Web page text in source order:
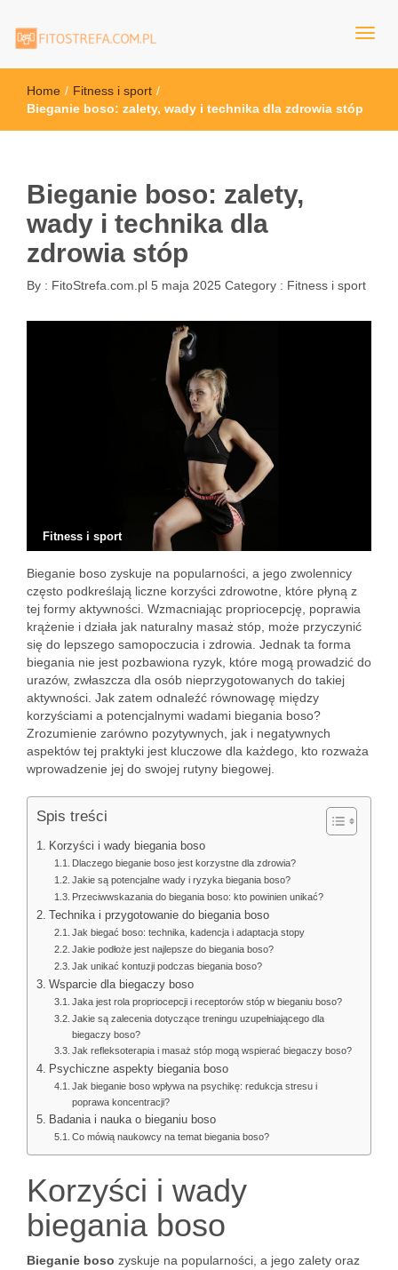
FitoStrefa.com.pl
Home / Fitness i sport /
Bieganie boso: zalety, wady i technika dla zdrowia stóp
Bieganie boso: zalety,
wady i technika dla
zdrowia stóp
By : FitoStrefa.com.pl 5 maja 2025 Category : Fitness i sport
Fitness i sport
Bieganie boso zyskuje na popularności, a jego zwolennicy
często podkreślają liczne korzyści zdrowotne, które płyną z
tej formy aktywności. Wzmacniając propriocepcję, poprawia
krążenie i działa jak naturalny masaż stóp, może przyczynić
się do lepszego samopoczucia i zdrowia. Jednak ta forma
biegania nie jest pozbawiona ryzyk, które mogą prowadzić do
urazów, zwłaszcza dla osób nieprzygotowanych do takiej
aktywności. Jak zatem odnaleźć równowagę między
korzyściami a potencjalnymi wadami biegania boso?
Zrozumienie zarówno pozytywnych, jak i negatywnych
aspektów tej praktyki jest kluczowe dla każdego, kto rozważa
wprowadzenie jej do swojej rutyny biegowej.
Spis treści
Korzyści i wady biegania boso
Dlaczego bieganie boso jest korzystne dla zdrowia?
Jakie są potencjalne wady i ryzyka biegania boso?
Przeciwwskazania do biegania boso: kto powinien unikać?
Technika i przygotowanie do biegania boso
Jak biegać boso: technika, kadencja i adaptacja stopy
Jakie podłoże jest najlepsze do biegania boso?
Jak unikać kontuzji podczas biegania boso?
Wsparcie dla biegaczy boso
Jaka jest rola propriocepcji i receptorów stóp w bieganiu boso?
Jakie są zalecenia dotyczące treningu uzupełniającego dla
biegaczy boso?
Jak refleksoterapia i masaż stóp mogą wspierać biegaczy boso?
Psychiczne aspekty biegania boso
Jak bieganie boso wpływa na psychikę: redukcja stresu i
poprawa koncentracji?
Badania i nauka o bieganiu boso
Co mówią naukowcy na temat biegania boso?
Korzyści i wady
biegania boso
Bieganie boso zyskuje na popularności, a jego zalety oraz